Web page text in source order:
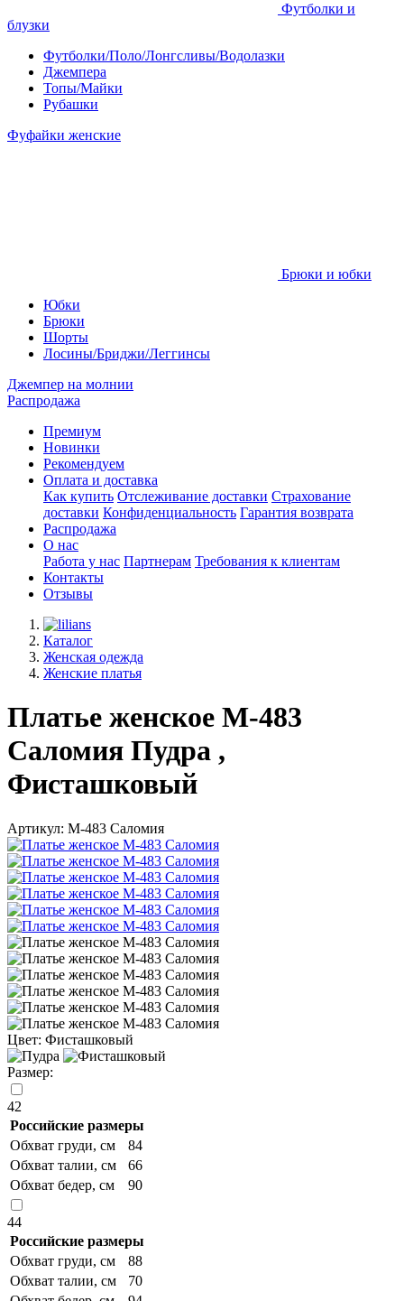
Футболки и
блузки
Футболки/Поло/Лонгсливы/Водолазки
Джемпера
Топы/Майки
Рубашки
Фуфайки женские
Брюки и юбки
Юбки
Брюки
Шорты
Лосины/Бриджи/Леггинсы
Джемпер на молнии
Распродажа
Премиум
Новинки
Рекомендуем
Оплата и доставка
Как купить Отслеживание доставки Страхование
доставки Конфиденциальность Гарантия возврата
Распродажа
О нас
Работа у нас Партнерам Требования к клиентам
Контакты
Отзывы
Каталог
Женская одежда
Женские платья
Платье женское М-483
Саломия Пудра ,
Фисташковый
Артикул: М-483 Саломия
Цвет: Фисташковый
Размер:
42
Российские размеры
Обхват груди, см
84
Обхват талии, см
66
Обхват бедер, см
90
44
Российские размеры
Обхват груди, см
88
Обхват талии, см
70